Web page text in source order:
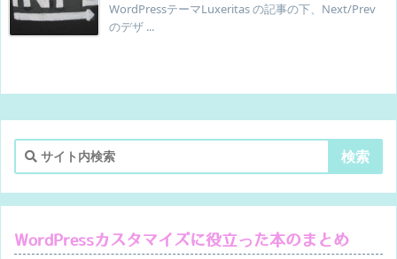
WordPressテーマLuxeritas の記事の下、Next/Prev
のデザ ...
WordPressカスタマイズに役立った本のまとめ